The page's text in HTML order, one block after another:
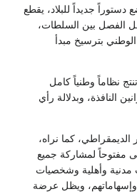
دستوراً جديداً للبلاد، يقطع
الفصل بين السلطات،
بترسيخ مبدأ
نظاماً وطنياً كامل
النافذة، وبدلالة رأي
كما نراه،
مفتوحاً لمشاركة جميع
مدنية وأهلية وشخصيات
وإسهاماتهم، ويظل عرضة